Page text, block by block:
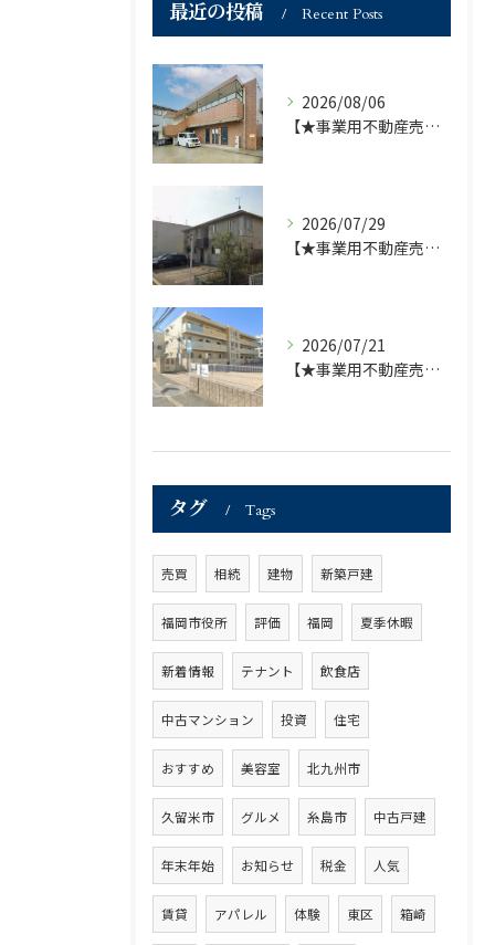
最近の投稿 Recent Posts
2026/08/06
【★事業用不動産売買仲介専門部署より★】福岡市の不動産｜株式会社ランドマーク●1棟収益物件・価格が下がりました！！●
2026/07/29
【★事業用不動産売買仲介専門部署より★】福岡市の不動産｜株式会社ランドマーク ●収益物件 「D-roomアネシス」価格改定のお知らせ●
2026/07/21
【★事業用不動産売買仲介専門部署より★】福岡市の不動産｜株式会社ランドマーク ●収益物件「D-room笹丘」●
タグ Tags
売買 相続 建物 新築戸建
福岡市役所 評価 福岡 夏季休暇
新着情報 テナント 飲食店
中古マンション 投資 住宅
おすすめ 美容室 北九州市
久留米市 グルメ 糸島市 中古戸建
年末年始 お知らせ 税金 人気
賃貸 アパレル 体験 東区 箱崎